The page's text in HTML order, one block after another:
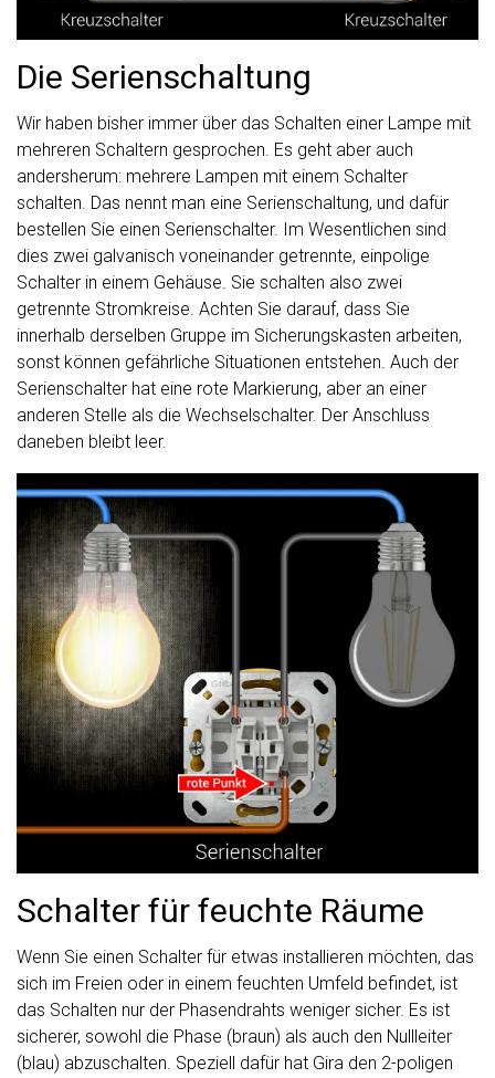
Die Serienschaltung
Wir haben bisher immer über das Schalten einer Lampe mit
mehreren Schaltern gesprochen. Es geht aber auch
andersherum: mehrere Lampen mit einem Schalter
schalten. Das nennt man eine Serienschaltung, und dafür
bestellen Sie einen Serienschalter. Im Wesentlichen sind
dies zwei galvanisch voneinander getrennte, einpolige
Schalter in einem Gehäuse. Sie schalten also zwei
getrennte Stromkreise. Achten Sie darauf, dass Sie
innerhalb derselben Gruppe im Sicherungskasten arbeiten,
sonst können gefährliche Situationen entstehen. Auch der
Serienschalter hat eine rote Markierung, aber an einer
anderen Stelle als die Wechselschalter. Der Anschluss
daneben bleibt leer.
Schalter für feuchte Räume
Wenn Sie einen Schalter für etwas installieren möchten, das
sich im Freien oder in einem feuchten Umfeld befindet, ist
das Schalten nur der Phasendrahts weniger sicher. Es ist
sicherer, sowohl die Phase (braun) als auch den Nullleiter
(blau) abzuschalten. Speziell dafür hat Gira den 2-poligen